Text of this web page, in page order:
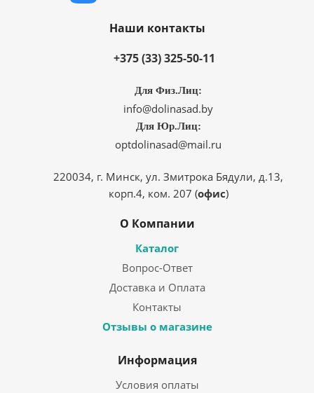
Наши контакты
+375 (33) 325-50-11
Для Физ.Лиц:
info@dolinasad.by
Для Юр.Лиц:
optdolinasad@mail.ru
220034, г. Минск, ул. Змитрока Бядули, д.13,
корп.4, ком. 207 (офис)
О Компании
Каталог
Вопрос-Ответ
Доставка и Оплата
Контакты
Отзывы о магазине
Информация
Условия оплаты